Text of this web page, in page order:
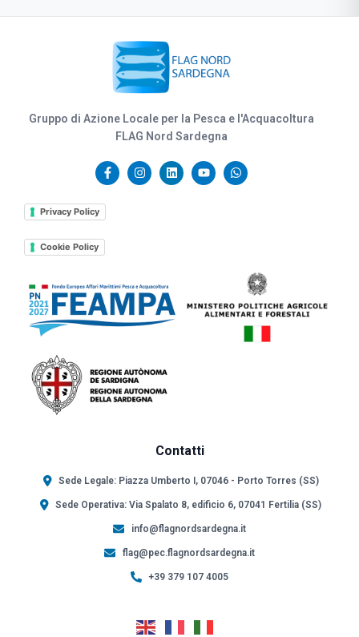
Gruppo di Azione Locale per la Pesca e l'Acquacoltura
FLAG Nord Sardegna
Privacy Policy
Cookie Policy
Contatti
Sede Legale: Piazza Umberto I, 07046 - Porto Torres (SS)
Sede Operativa: Via Spalato 8, edificio 6, 07041 Fertilia (SS)
info@flagnordsardegna.it
flag@pec.flagnordsardegna.it
+39 379 107 4005